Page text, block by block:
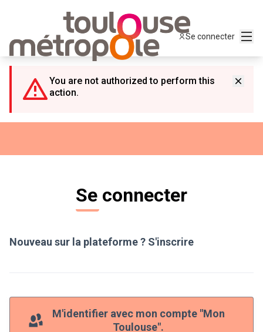
Se connecter
You are not authorized to perform this
action.
Se connecter
Nouveau sur la plateforme ? S'inscrire
M'identifier avec mon compte "Mon
Toulouse".